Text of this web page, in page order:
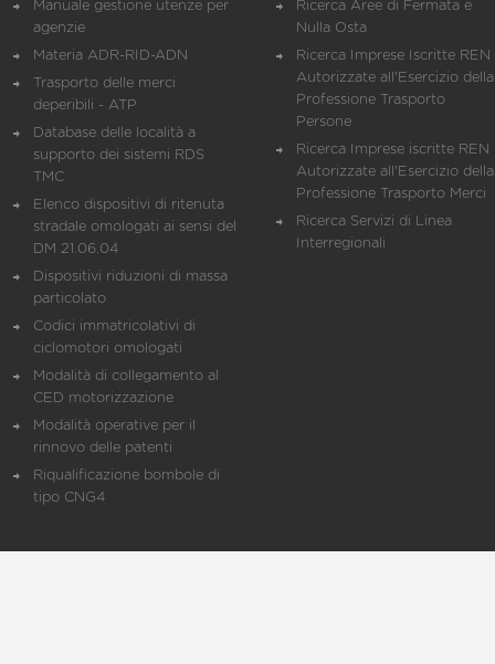
Manuale gestione utenze per
agenzie
Materia ADR-RID-ADN
Trasporto delle merci
deperibili - ATP
Database delle località a
supporto dei sistemi RDS
TMC
Elenco dispositivi di ritenuta
stradale omologati ai sensi del
DM 21.06.04
Dispositivi riduzioni di massa
particolato
Codici immatricolativi di
ciclomotori omologati
Modalità di collegamento al
CED motorizzazione
Modalità operative per il
rinnovo delle patenti
Riqualificazione bombole di
tipo CNG4
Ricerca Aree di Fermata e
Nulla Osta
Ricerca Imprese Iscritte REN
Autorizzate all'Esercizio della
Professione Trasporto
Persone
Ricerca Imprese iscritte REN
Autorizzate all'Esercizio della
Professione Trasporto Merci
Ricerca Servizi di Linea
Interregionali